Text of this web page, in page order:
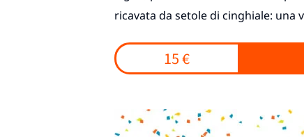
ricavata da setole di cinghiale: una
15 €